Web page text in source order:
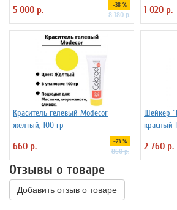
5 000 р. -38 %
8 180 р. 1 020 р.
Краситель гелевый Modecor
желтый, 100 гр
660 р. -23 %
860 р.
Шейкер
красный
2 760 р.
Отзывы о товаре
Добавить отзыв о товаре